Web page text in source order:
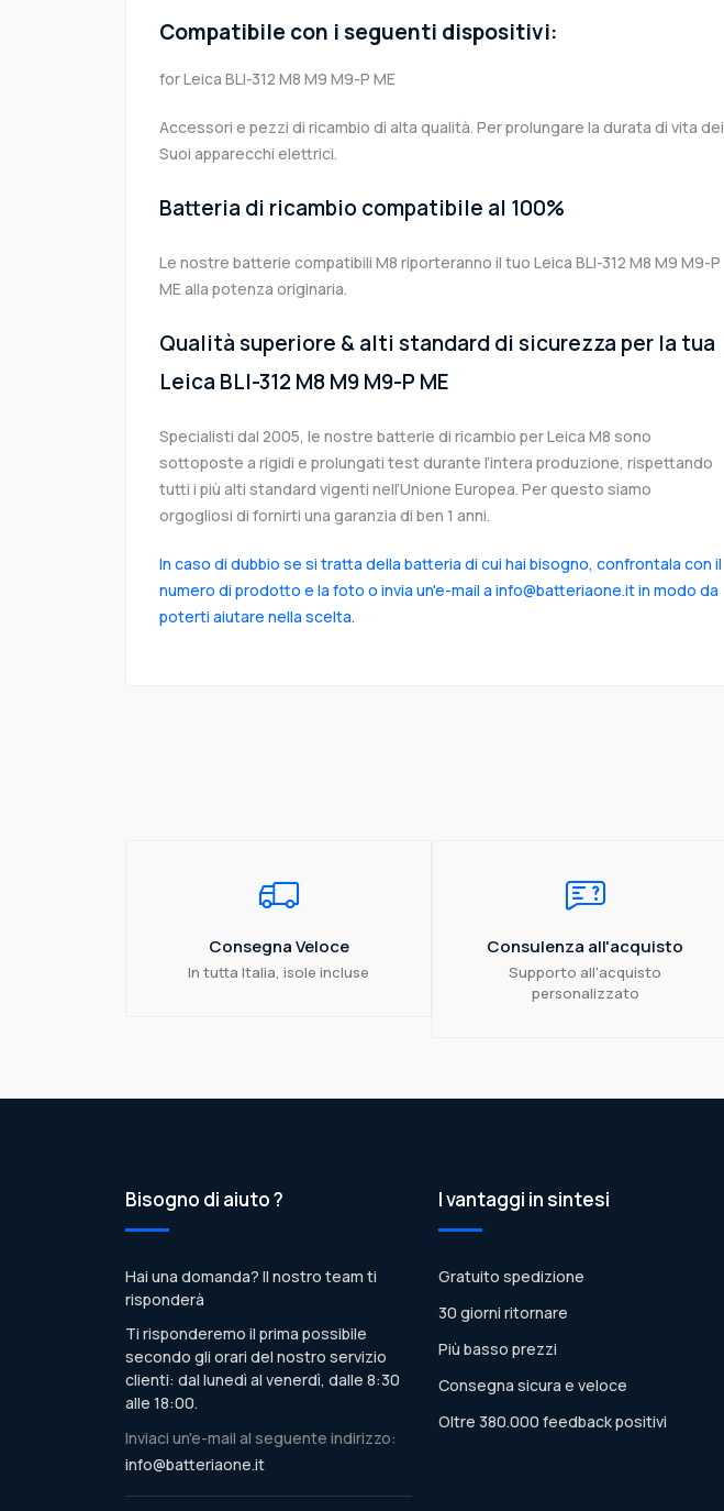
Compatibile con i seguenti dispositivi:
for Leica BLI-312 M8 M9 M9-P ME
Accessori e pezzi di ricambio di alta qualità. Per prolungare la durata di vita dei
Suoi apparecchi elettrici.
Batteria di ricambio compatibile al 100%
Le nostre batterie compatibili M8 riporteranno il tuo Leica BLI-312 M8 M9 M9-P
ME alla potenza originaria.
Qualità superiore & alti standard di sicurezza per la tua
Leica BLI-312 M8 M9 M9-P ME
Specialisti dal 2005, le nostre batterie di ricambio per Leica M8 sono
sottoposte a rigidi e prolungati test durante l’intera produzione, rispettando
tutti i più alti standard vigenti nell’Unione Europea. Per questo siamo
orgogliosi di fornirti una garanzia di ben 1 anni.
In caso di dubbio se si tratta della batteria di cui hai bisogno, confrontala con il
numero di prodotto e la foto o invia un'e-mail a info@batteriaone.it in modo da
poterti aiutare nella scelta.
Consegna Veloce
In tutta Italia, isole incluse
Consulenza all'acquisto
Supporto all'acquisto
personalizzato
Bisogno di aiuto ?
Hai una domanda? Il nostro team ti
risponderà
Ti risponderemo il prima possibile
secondo gli orari del nostro servizio
clienti: dal lunedì al venerdì, dalle 8:30
alle 18:00.
Inviaci un'e-mail al seguente indirizzo:
info@batteriaone.it
I vantaggi in sintesi
Gratuito spedizione
30 giorni ritornare
Più basso prezzi
Consegna sicura e veloce
Oltre 380.000 feedback positivi